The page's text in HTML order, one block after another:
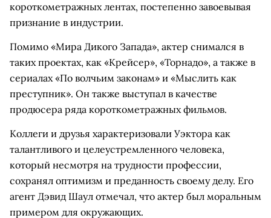
короткометражных лентах, постепенно завоевывая
признание в индустрии.
Помимо «Мира Дикого Запада», актер снимался в
таких проектах, как «Крейсер», «Торнадо», а также в
сериалах «По волчьим законам» и «Мыслить как
преступник». Он также выступал в качестве
продюсера ряда короткометражных фильмов.
Коллеги и друзья характеризовали Уэктора как
талантливого и целеустремленного человека,
который несмотря на трудности профессии,
сохранял оптимизм и преданность своему делу. Его
агент Дэвид Шаул отмечал, что актер был моральным
примером для окружающих.